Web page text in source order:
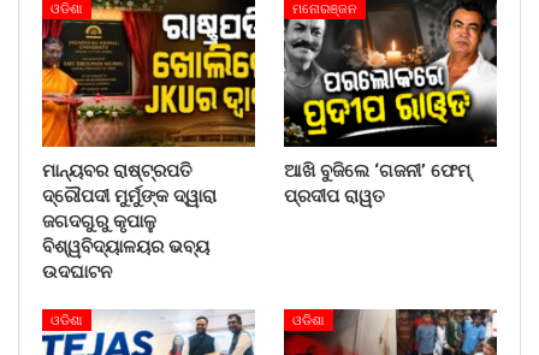
ଓଡିଶା
ମାନ୍ୟବର ରାଷ୍ଟ୍ରପତି
ଦ୍ରୌପଦୀ ମୁର୍ମୁଙ୍କ ଦ୍ୱାରା
ଜଗଦଗୁରୁ କୃପାଳୁ
ବିଶ୍ୱବିଦ୍ୟାଳୟର ଭବ୍ୟ
ଉଦଘାଟନ
ମନୋରଞ୍ଜନ
ଆଖି ବୁଜିଲେ ‘ଗଜନୀ’ ଫେମ୍
ପ୍ରଦୀପ ରାୱତ
ଓଡିଶା ଓଡିଶା